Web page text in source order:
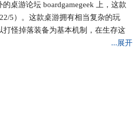
桌游论坛 boardgamegeek 上，这款
5）。这款桌游拥有相当复杂的玩
怪掉落装备为基本机制，在生存这
...展开